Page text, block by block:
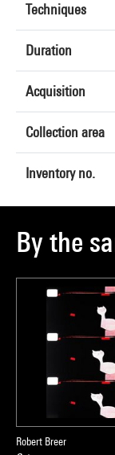
Techniques
Duration
Acquisition
Collection area
Inventory no.
By the
Robert Breer